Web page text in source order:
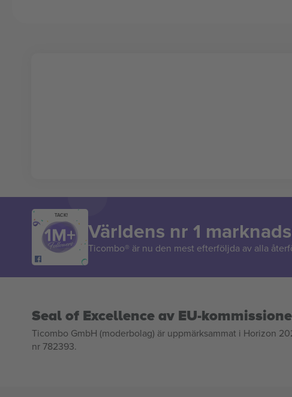
TACK!
Världens nr 1
Ticombo® är nu den mest efterföljda av alla
Seal of Excellence av EU-
Ticombo GmbH (moderbolag) är uppmärksammat i Horizon
nr 782393.